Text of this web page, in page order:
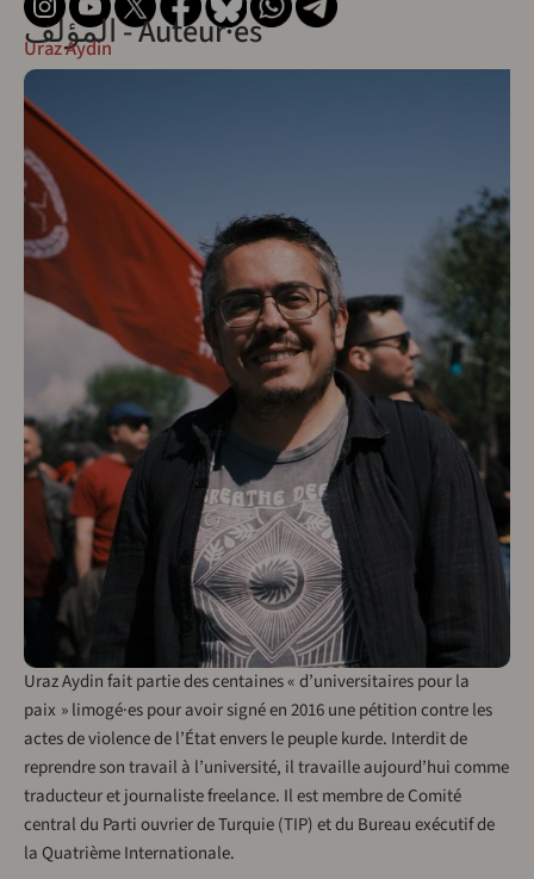
المؤلف - Auteur·esUraz Aydin
Uraz Aydin fait partie des centaines « d’universitaires pour la
paix » limogé·es pour avoir signé en 2016 une pétition contre les
actes de violence de l’État envers le peuple kurde. Interdit de
reprendre son travail à l’université, il travaille aujourd’hui comme
traducteur et journaliste freelance. Il est membre de Comité
central du Parti ouvrier de Turquie (TIP) et du Bureau exécutif de
la Quatrième Internationale.